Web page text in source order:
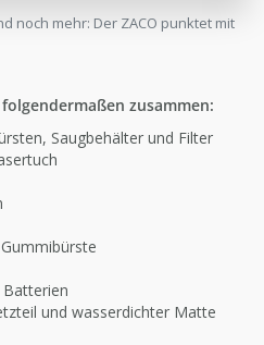
noch mehr: Der ZACO punktet mit
zusammen:
Saugbehälter und Filter
Batterien
und wasserdichter Matte